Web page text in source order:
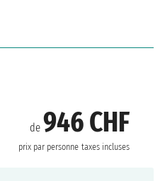
de 946 CHF
prix par personne taxes incluses